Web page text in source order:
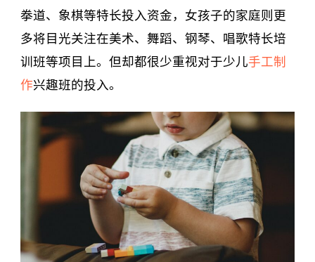
拳道、象棋等特长投入资金，女孩子的家庭则更
多将目光关注在美术、舞蹈、钢琴、唱歌特长培
训班等项目上。但却都很少重视对于少儿手工制
作兴趣班的投入。